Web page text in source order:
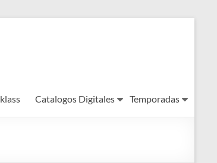
Catalogos Digitales Temporadas